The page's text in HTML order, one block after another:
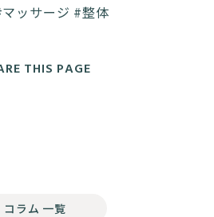
ッサージ #整体
THIS PAGE
コラム 一覧